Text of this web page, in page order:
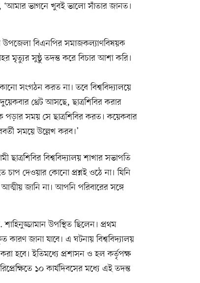
‘আমার ভাগনে খুবই ভালো সাঁতার জানত।
বিএনপির সমাজকল্যাণবিষয়ক
মৃত্যুর সুষ্ঠু তদন্ত করে বিচার আশা করি।
সংগঠন করত না। তবে বিশ্ববিদ্যালয়ে
থ্রেট আসছে, ছাত্রশিবির করার
পড়ার সময় সে ছাত্রশিবির করত। কয়েকবার
সময়ে উল্লেখ করব।’
বিশ্ববিদ্যালয় শাখার সভাপতি
দেওয়ার কোনো প্রশ্নই ওঠে না। যিনি
জানি না। আপনি পরিবারের সঙ্গে
শাহিনুজ্জামান উপস্থিত ছিলেন। প্রথম
জানা যাবে। এ ঘটনায় বিশ্ববিদ্যালয়
হবে। ইতিমধ্যে প্রশাসন ও হল কর্তৃপক্ষ
১০ কার্যদিবসের মধ্যে এই তদন্ত